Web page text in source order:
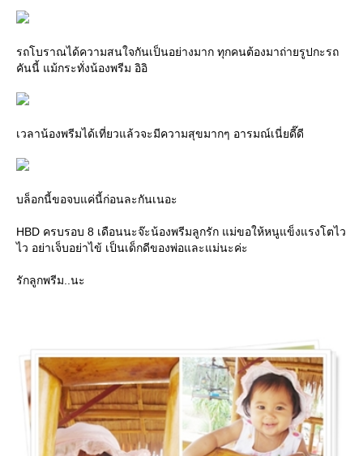
รถโบราณได้ความสนใจกันเป็นอย่างมาก ทุกคนต้องมาถ่ายรูปกะรถ
คันนี้ แม้กระทั่งน้องพรีม อิอิ
เวลาน้องพรีมได้เที่ยวแล้วจะมีความสุขมากๆ อารมณ์เนี่ยดี๊ดี
บล็อกนี้ขอจบแค่นี้ก่อนละกันเนอะ
HBD ครบรอบ 8 เดือนนะจ๊ะน้องพรีมลูกรัก แม่ขอให้หนูแข็งแรงโตไว
ไว อย่าเจ็บอย่าไข้ เป็นเด็กดีของพ่อและแม่นะค่ะ
รักลูกพรีม..นะ